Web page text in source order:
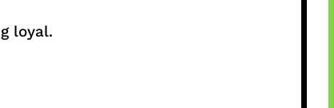
loyal.